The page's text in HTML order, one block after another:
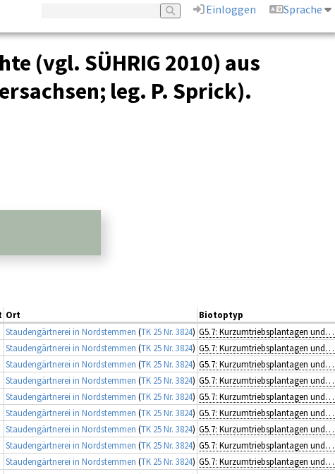
Einloggen
Sprache
(vgl. SÜHRIG 2010) aus
leg. P. Sprick).
Ort
Biotoptyp
Staudengärtnerei in Nordstemmen (TK 25 Nr. 3824)
G5.7: Kurzumtriebsplantagen und Baumschulen
Staudengärtnerei in Nordstemmen (TK 25 Nr. 3824)
G5.7: Kurzumtriebsplantagen und Baumschulen
Staudengärtnerei in Nordstemmen (TK 25 Nr. 3824)
G5.7: Kurzumtriebsplantagen und Baumschulen
Staudengärtnerei in Nordstemmen (TK 25 Nr. 3824)
G5.7: Kurzumtriebsplantagen und Baumschulen
Staudengärtnerei in Nordstemmen (TK 25 Nr. 3824)
G5.7: Kurzumtriebsplantagen und Baumschulen
Staudengärtnerei in Nordstemmen (TK 25 Nr. 3824)
G5.7: Kurzumtriebsplantagen und Baumschulen
Staudengärtnerei in Nordstemmen (TK 25 Nr. 3824)
G5.7: Kurzumtriebsplantagen und Baumschulen
Staudengärtnerei in Nordstemmen (TK 25 Nr. 3824)
G5.7: Kurzumtriebsplantagen und Baumschulen
Staudengärtnerei in Nordstemmen (TK 25 Nr. 3824)
G5.7: Kurzumtriebsplantagen und Baumschulen